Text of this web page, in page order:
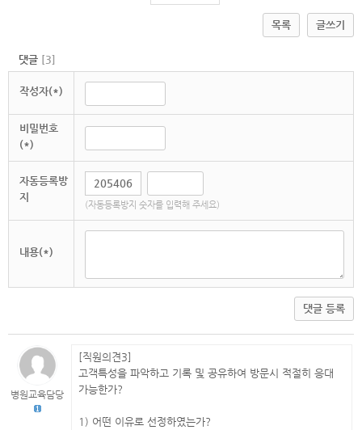
목록 글쓰기
댓글 [3]
작성자(*)
비밀번호
(*)
자동등록방
지
(자동등록방지 숫자를 입력해 주세요)
내용(*)
댓글 등록
병원교육담당
[직원의견3]
고객특성을 파악하고 기록 및 공유하여 방문시 적절히 응대
가능한가?
1) 어떤 이유로 선정하였는가?